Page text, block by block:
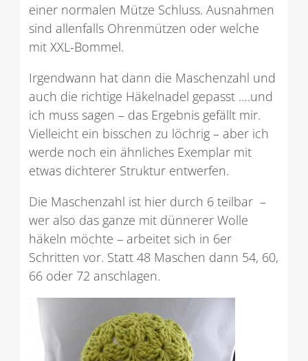
einer normalen Mütze Schluss. Ausnahmen
sind allenfalls Ohrenmützen oder welche
mit XXL-Bommel.
Irgendwann hat dann die Maschenzahl und
auch die richtige Häkelnadel gepasst ….und
ich muss sagen – das Ergebnis gefällt mir.
Vielleicht ein bisschen zu löchrig – aber ich
werde noch ein ähnliches Exemplar mit
etwas dichterer Struktur entwerfen.
Die Maschenzahl ist hier durch 6 teilbar –
wer also das ganze mit dünnerer Wolle
häkeln möchte – arbeitet sich in 6er
Schritten vor. Statt 48 Maschen dann 54, 60,
66 oder 72 anschlagen.